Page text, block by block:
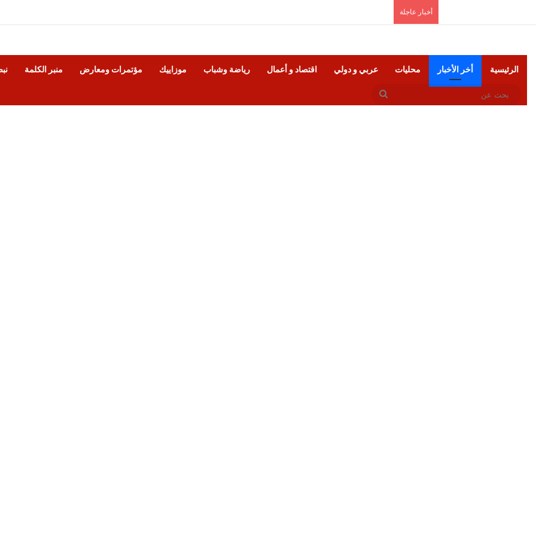
أخبار عاجلة
الرئيسية أخر الأخبار محليات عربي و دولي اقتصاد و أعمال رياضة وشباب موزاييك مؤتمرات ومعارض منبر الكلمة